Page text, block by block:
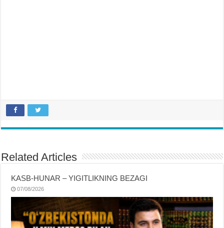
Related Articles
KASB-HUNAR – YIGITLIKNING BEZAGI
07/08/2026